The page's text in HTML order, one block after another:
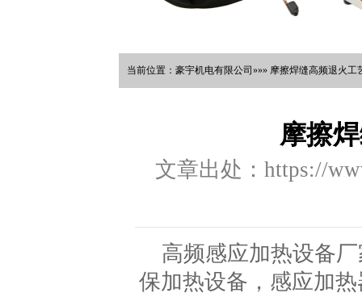
当前位置：豪宇机电有限公司»»» 摩擦焊缝高频退火工
摩擦
文章出处：https://
高频感应加热设备
保加热设备，感应加